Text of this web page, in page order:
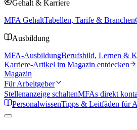
Gehalt & Karriere
MFA GehaltTabellen, Tarife & Branchen
Ausbildung
MFA-AusbildungBerufsbild, Lernen &
Karriere-Artikel im Magazin entdecken
Magazin
Für Arbeitgeber
Stellenanzeige schaltenMFAs direkt
PersonalwissenTipps & Leitfäden für